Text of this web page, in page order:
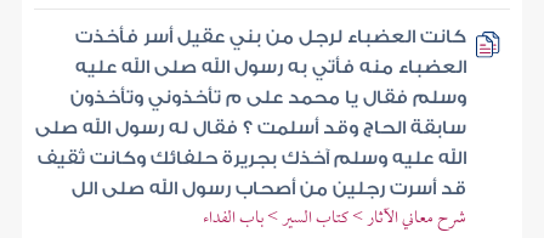
كانت العضباء لرجل من بني عقيل أسر فأخذت
العضباء منه فأتي به رسول الله صلى الله عليه
وسلم فقال يا محمد على م تأخذوني وتأخذون
سابقة الحاج وقد أسلمت ؟ فقال له رسول الله صلى
الله عليه وسلم آخذك بجريرة حلفائك وكانت ثقيف
قد أسرت رجلين من أصحاب رسول الله صلى الل
شرح معاني الآثار > كتاب السير > باب الفداء